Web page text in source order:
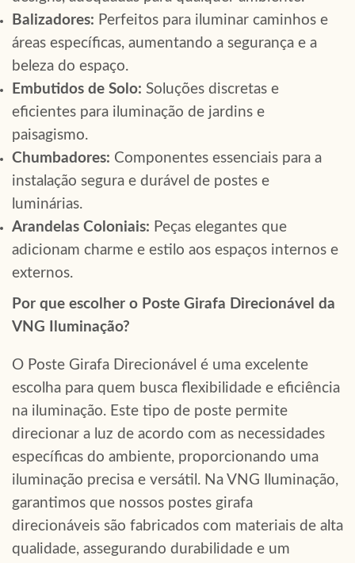
Balizadores: Perfeitos para iluminar caminhos e
áreas específicas, aumentando a segurança e a
beleza do espaço.
Embutidos de Solo: Soluções discretas e
eficientes para iluminação de jardins e
paisagismo.
Chumbadores: Componentes essenciais para a
instalação segura e durável de postes e
luminárias.
Arandelas Coloniais: Peças elegantes que
adicionam charme e estilo aos espaços internos e
externos.
Por que escolher o Poste Girafa Direcionável da
VNG Iluminação?
O Poste Girafa Direcionável é uma excelente
escolha para quem busca flexibilidade e eficiência
na iluminação. Este tipo de poste permite
direcionar a luz de acordo com as necessidades
específicas do ambiente, proporcionando uma
iluminação precisa e versátil. Na VNG Iluminação,
garantimos que nossos postes girafa
direcionáveis são fabricados com materiais de alta
qualidade, assegurando durabilidade e um